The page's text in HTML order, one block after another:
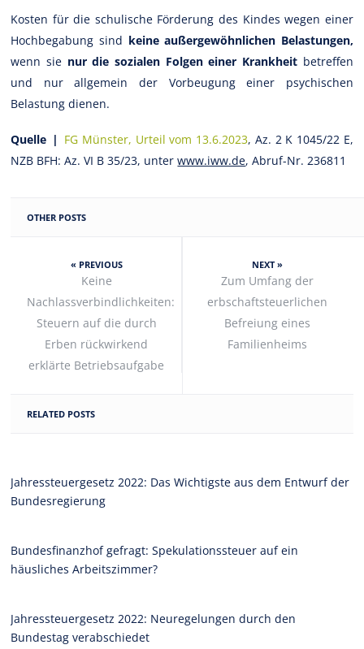
Kosten für die schulische Förderung des Kindes wegen einer
Hochbegabung sind keine außergewöhnlichen Belastungen,
wenn sie nur die sozialen Folgen einer Krankheitbetreffen
und nur allgemein der Vorbeugung einer psychischen
Belastung dienen.
Quelle | FG Münster, Urteil vom 13.6.2023, Az. 2 K 1045/22 E,
NZB BFH: Az. VI B 35/23, unterwww.iww.de, Abruf-Nr. 236811
OTHER POSTS
« PREVIOUS
Keine
Nachlassverbindlichkeiten:
Steuern auf die durch
Erben rückwirkend
erklärte Betriebsaufgabe
NEXT »
Zum Umfang der
erbschaftsteuerlichen
Befreiung eines
Familienheims
RELATED POSTS
Jahressteuergesetz 2022: Das Wichtigste aus dem Entwurf der
Bundesregierung
Bundesfinanzhof gefragt: Spekulationssteuer auf ein
häusliches Arbeitszimmer?
Jahressteuergesetz 2022: Neuregelungen durch den
Bundestag verabschiedet